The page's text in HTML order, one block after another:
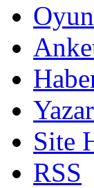
Oyun
Site
RSS